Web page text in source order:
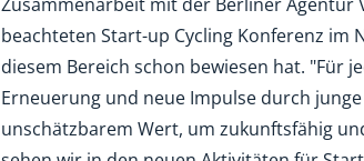
beachteten Start-up Cycling Konferenz im
diesem Bereich schon bewiesen hat. "Für
Erneuerung und neue Impulse durch
unschätzbarem Wert, um zukunftsfähig